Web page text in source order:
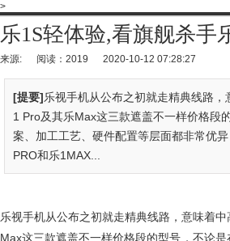
>
乐1S轻体验,看旗舰杀手
来源: 阅读：2019 2020-10-12 07:28:27
[提要]乐视手机从公布之初就走精典线路
1 Pro及其乐Max这三款遮盖不一样价格段
案、加工工艺、硬件配置等层面都非常优
PRO和乐1MAX...
乐视手机从公布之初就走精典线路，意味着
Max这三款遮盖不一样价格段的型号，不论